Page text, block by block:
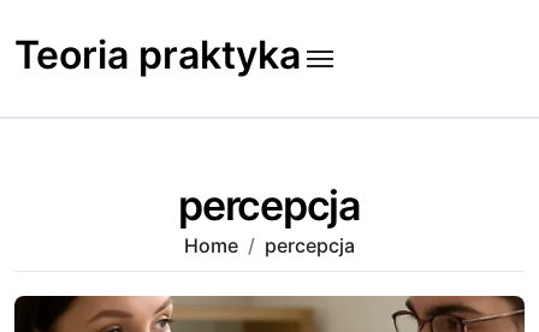
to
content
Teoria praktyka
percepcja
Home percepcja